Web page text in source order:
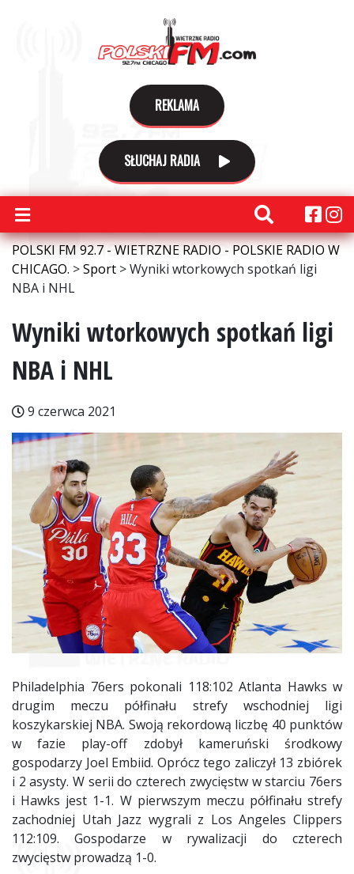
REKLAMA
SŁUCHAJ RADIA
POLSKI FM 92.7 - WIETRZNE RADIO - POLSKIE RADIO W
CHICAGO. >Sport >Wyniki wtorkowych spotkań ligi
NBA i NHL
Wyniki wtorkowych spotkań ligi
NBA i NHL
9 czerwca 2021
Philadelphia 76ers pokonali 118:102 Atlanta Hawks w
drugim meczu półfinału strefy wschodniej ligi
koszykarskiej NBA. Swoją rekordową liczbę 40 punktów
w fazie play-off zdobył kameruński środkowy
gospodarzy Joel Embiid. Oprócz tego zaliczył 13 zbiórek
i 2 asysty. W serii do czterech zwycięstw w starciu 76ers
i Hawks jest 1-1. W pierwszym meczu półfinału strefy
zachodniej Utah Jazz wygrali z Los Angeles Clippers
112:109. Gospodarze w rywalizacji do czterech
zwycięstw prowadzą 1-0.